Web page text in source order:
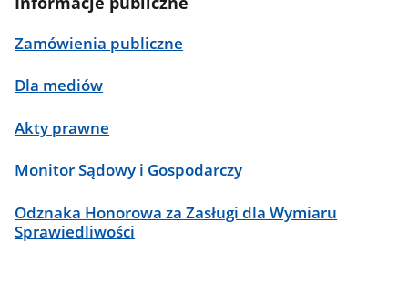
Zamówienia publiczne
Dla mediów
Akty prawne
Monitor Sądowy i Gospodarczy
Odznaka Honorowa za Zasługi dla Wymiaru
Sprawiedliwości